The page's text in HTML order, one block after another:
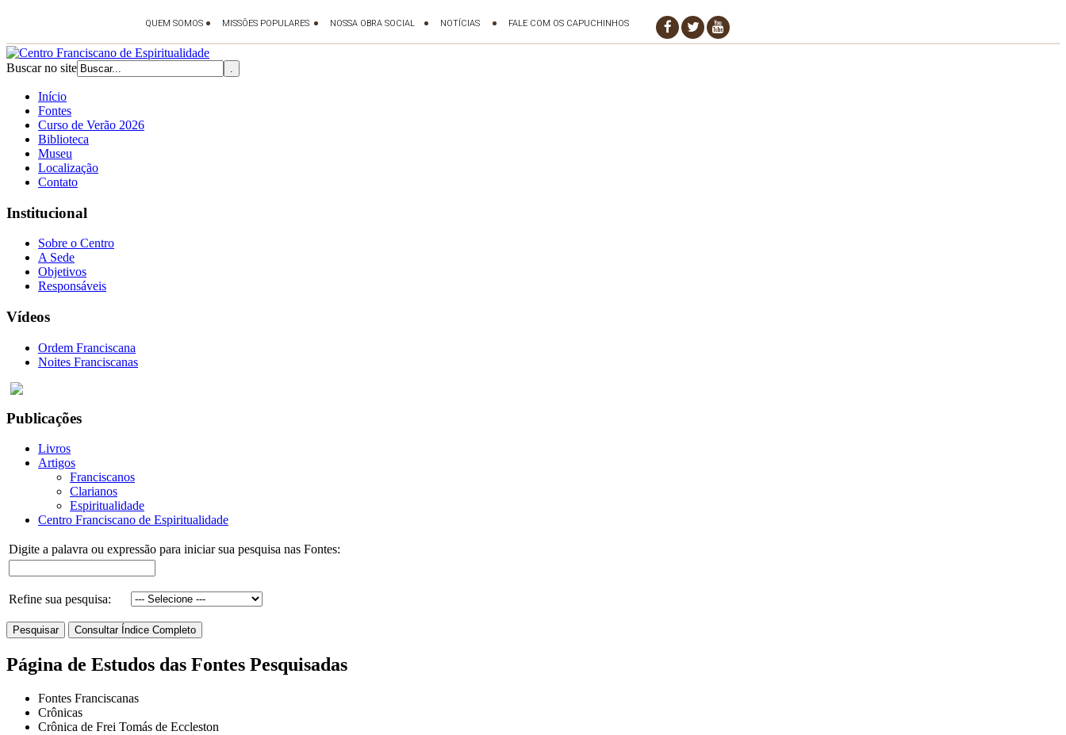
Buscar no site
Início
Fontes
Curso de Verão 2026
Biblioteca
Museu
Localização
Contato
Institucional
Sobre o Centro
A Sede
Objetivos
Responsáveis
Vídeos
Ordem Franciscana
Noites Franciscanas
Publicações
Livros
Artigos
Franciscanos
Clarianos
Espiritualidade
Centro Franciscano de Espiritualidade
Digite a palavra ou expressão para iniciar sua pesquisa nas Fontes:
Refine sua pesquisa:
Página de Estudos das Fontes Pesquisadas
Fontes Franciscanas
Crônicas
Crônica de Frei Tomás de Eccleston